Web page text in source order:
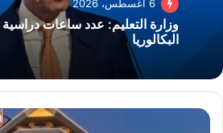
6 أغسطس، 2026
وزارة التعليم: عدد ساعات دراسية
البكالوريا
بنك